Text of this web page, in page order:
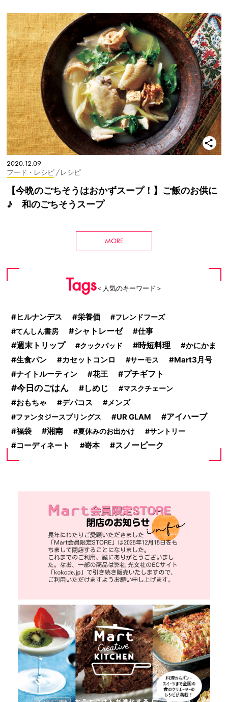
2020.12.09
フード・レシピ / レシピ
【今晩のごちそうはおかずスープ！】ご飯のお供に
♪ 和のごちそうスープ
MORE
Tags＜人気のキーワード＞
ヒルナンデス 栄養価
フレンドフーズ
てんしん書房
シャトレーゼ 仕事
週末トリップ クックパッド 時短料理 かにかま
生食パン カセットコンロ サーモス
Mart3月号
ナイトルーティン
花王 プチギフト
今日のごはん しめじ マスクチェーン
おもちゃ デパコス メンズ
ファンタジースプリングス UR GLAM アイハーブ
福袋 湘南 夏休みのお出かけ サントリー
コーディネート 嵜本 スノーピーク